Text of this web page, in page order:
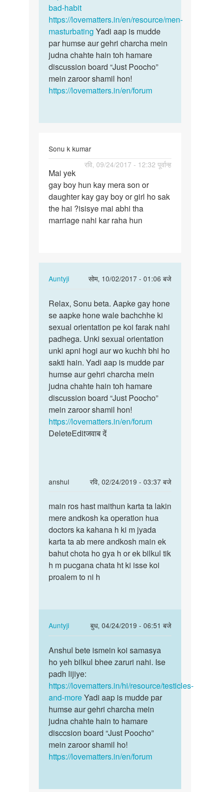
bad-habit
https://lovematters.in/en/resource/men-
masturbating Yadi aap is mudde
par humse aur gehri charcha mein
judna chahte hain toh hamare
discussion board “Just Poocho”
mein zaroor shamil hon!
https://lovematters.in/en/forum
Sonu k kumar
रवि, 09/24/2017 - 12:32 पूर्वान्ह
Mai
yek
gay
boy
hun
Mai yek
gay boy hun kay mera son or
daughter kay gay boy or girl ho sak
the hai ?isisye mai abhi tha
marriage nahi kar raha hun
Auntyji
सोम, 10/02/2017 - 01:06 बजे
In
to
Mai
yek
gay
boy
hun
kay
mera…
by
Sonu
k
kumar
Relax,
Sonu
beta.
Aapke
gay…
Relax, Sonu beta. Aapke gay hone
se aapke hone wale bachchhe ki
sexual orientation pe koi farak nahi
padhega. Unki sexual orientation
unki apni hogi aur wo kuchh bhi ho
sakti hain. Yadi aap is mudde par
humse aur gehri charcha mein
judna chahte hain toh hamare
discussion board “Just Poocho”
mein zaroor shamil hon!
https://lovematters.in/en/forum
DeleteEditजवाब दें
anshul
रवि, 02/24/2019 - 03:37 बजे
to
Mai
yek
gay
boy
hun
kay
Sonu
k
kumar
main
ros
hast
maithun
karta…
main ros hast maithun karta ta lakin
mere andkosh ka operation hua
doctors ka kahana h ki m jyada
karta ta ab mere andkosh main ek
bahut chota ho gya h or ek bilkul tik
h m pucgana chata ht ki isse koi
proalem to ni h
Auntyji
बुध, 04/24/2019 - 06:51 बजे
In
reply
to
main
ros
hast
maithun
karta…
by
anshul
Anshul
bete
ismein
koi…
Anshul bete ismein koi samasya
ho yeh bilkul bhee zaruri nahi. Ise
padh lijiye:
https://lovematters.in/hi/resource/testicles-
and-moreYadi aap is mudde par
humse aur gehri charcha mein
judna chahte hain to hamare
disccsion board “Just Poocho”
mein zaroor shamil ho!
https://lovematters.in/en/forum